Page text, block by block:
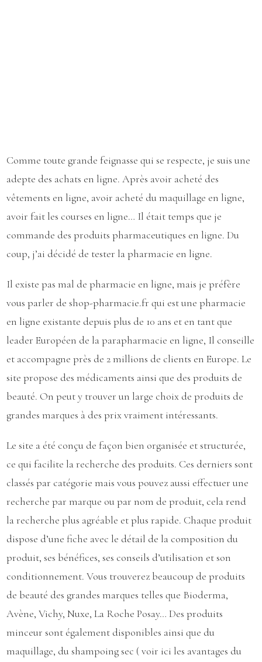
Comme toute grande feignasse qui se respecte, je suis une
adepte des achats en ligne. Après avoir acheté des
vêtements en ligne, avoir acheté du maquillage en ligne,
avoir fait les courses en ligne… Il était temps que je
commande des produits pharmaceutiques en ligne. Du
coup, j’ai décidé de tester la pharmacie en ligne.
Il existe pas mal de pharmacie en ligne, mais je préfère
vous parler deshop-pharmacie.fr qui est une pharmacie
en ligne existante depuis plus de 10 ans et en tant que
leader Européen de la parapharmacie en ligne, Il conseille
et accompagne près de 2 millions de clients en Europe. Le
site propose des médicaments ainsi que des produits de
beauté. On peut y trouver un large choix de produits de
grandes marques à des prix vraiment intéressants.
Le site a été conçu de façon bien organisée et structurée,
ce qui facilite la recherche des produits. Ces derniers sont
classés par catégorie mais vous pouvez aussi effectuer une
recherche par marque ou par nom de produit, cela rend
la recherche plus agréable et plus rapide. Chaque produit
dispose d’une fiche avec le détail de la composition du
produit, ses bénéfices, ses conseils d’utilisation et son
conditionnement. Vous trouverez beaucoup deproduits
de beauté des grandes marques telles que Bioderma,
Avène, Vichy, Nuxe, La Roche Posay…Des produits
minceur sont également disponibles ainsi que du
maquillage, du shampoing sec ( voir ici les avantages du